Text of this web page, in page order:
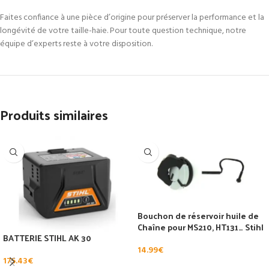
Faites confiance à une pièce d’origine pour préserver la performance et la
longévité de votre taille-haie. Pour toute question technique, notre
équipe d’experts reste à votre disposition.
Produits similaires
BATTERIE STIHL AK 30
175.43€
Bouchon de réservoir huile de
Chaîne pour MS210, HT131… Stihl
14.99€